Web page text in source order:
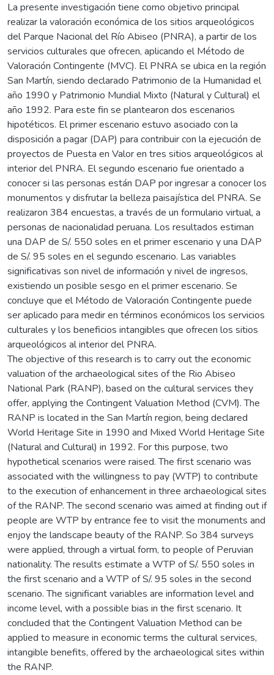
La presente investigación tiene como objetivo principal
realizar la valoración económica de los sitios arqueológicos
del Parque Nacional del Río Abiseo (PNRA), a partir de los
servicios culturales que ofrecen, aplicando el Método de
Valoración Contingente (MVC). El PNRA se ubica en la región
San Martín, siendo declarado Patrimonio de la Humanidad el
año 1990 y Patrimonio Mundial Mixto (Natural y Cultural) el
año 1992. Para este fin se plantearon dos escenarios
hipotéticos. El primer escenario estuvo asociado con la
disposición a pagar (DAP) para contribuir con la ejecución de
proyectos de Puesta en Valor en tres sitios arqueológicos al
interior del PNRA. El segundo escenario fue orientado a
conocer si las personas están DAP por ingresar a conocer los
monumentos y disfrutar la belleza paisajística del PNRA. Se
realizaron 384 encuestas, a través de un formulario virtual, a
personas de nacionalidad peruana. Los resultados estiman
una DAP de S/. 550 soles en el primer escenario y una DAP
de S/. 95 soles en el segundo escenario. Las variables
significativas son nivel de información y nivel de ingresos,
existiendo un posible sesgo en el primer escenario. Se
concluye que el Método de Valoración Contingente puede
ser aplicado para medir en términos económicos los servicios
culturales y los beneficios intangibles que ofrecen los sitios
arqueológicos al interior del PNRA.
The objective of this research is to carry out the economic
valuation of the archaeological sites of the Rio Abiseo
National Park (RANP), based on the cultural services they
offer, applying the Contingent Valuation Method (CVM). The
RANP is located in the San Martín region, being declared
World Heritage Site in 1990 and Mixed World Heritage Site
(Natural and Cultural) in 1992. For this purpose, two
hypothetical scenarios were raised. The first scenario was
associated with the willingness to pay (WTP) to contribute
to the execution of enhancement in three archaeological sites
of the RANP. The second scenario was aimed at finding out if
people are WTP by entrance fee to visit the monuments and
enjoy the landscape beauty of the RANP. So 384 surveys
were applied, through a virtual form, to people of Peruvian
nationality. The results estimate a WTP of S/. 550 soles in
the first scenario and a WTP of S/. 95 soles in the second
scenario. The significant variables are information level and
income level, with a possible bias in the first scenario. It
concluded that the Contingent Valuation Method can be
applied to measure in economic terms the cultural services,
intangible benefits, offered by the archaeological sites within
the RANP.